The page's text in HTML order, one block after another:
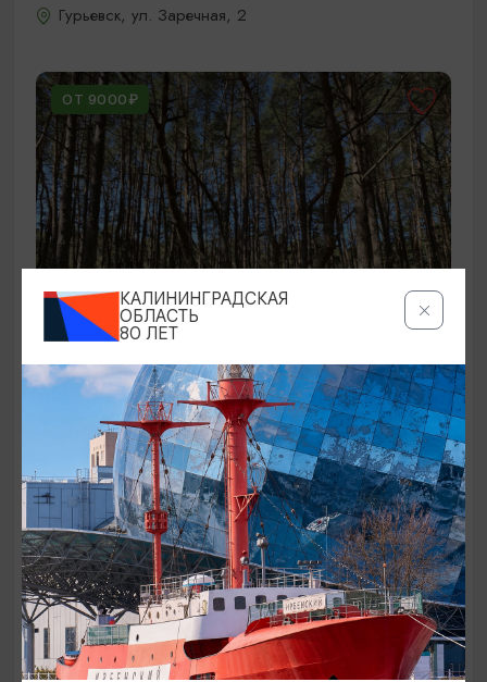
Гурьевск, ул. Заречная, 2
ОТ 9000₽
ЭКСКУРСИИ УЧРЕЖДЕНИЙ КУЛЬТУРЫ
Аудиоспектакль «Истории Куршской
косы»
01.02.2026 - 31.12.2026, 13:00
Куршская коса
ОТ 2500₽
КАЛИНИНГРАДСКАЯ
ОБЛАСТЬ
80 ЛЕТ